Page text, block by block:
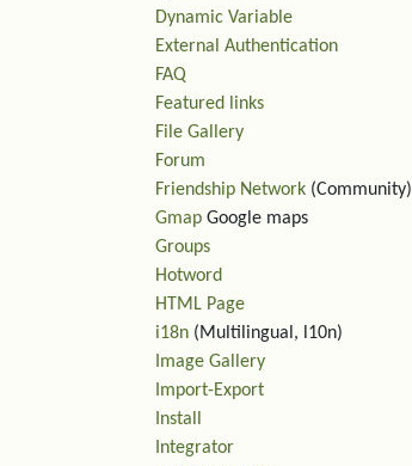
Dynamic Variable
External Authentication
FAQ
Featured links
File Gallery
Forum
Friendship Network (Community)
Gmap Google maps
Groups
Hotword
HTML Page
i18n (Multilingual, l10n)
Image Gallery
Import-Export
Install
Integrator